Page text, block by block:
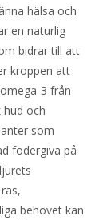
hälsa och
en naturlig
bidrar till att
kroppen att
3 från
hud och
som
fodergiva på
behovet kan